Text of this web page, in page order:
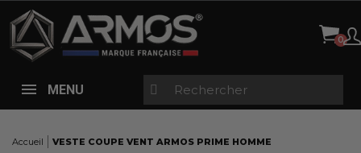
MENU
Accueil VESTE COUPE VENT ARMOS PRIME HOMME
Panneau de gestion des cookies